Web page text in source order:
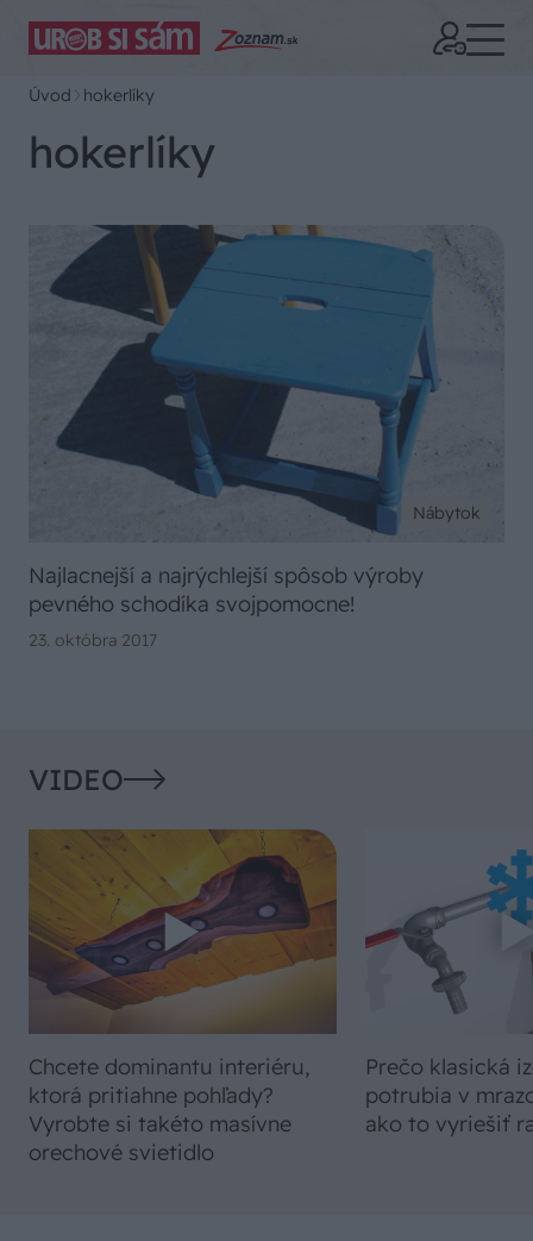
Úvod hokerlíky
hokerlíky
Nábytok
Najlacnejší a najrýchlejší spôsob výroby
pevného schodíka svojpomocne!
23. októbra 2017
VIDEO
Chcete dominantu interiéru,
ktorá pritiahne pohľady?
Vyrobte si takéto masívne
orechové svietidlo
Prečo klasická
potrubia v
ako to vyriešiť